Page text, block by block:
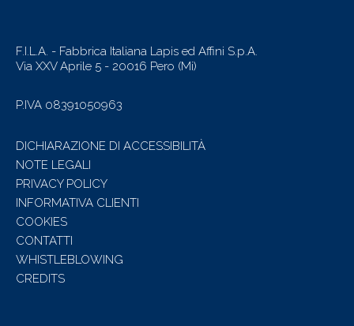
F.I.L.A. - Fabbrica Italiana Lapis ed Affini S.p.A.
Via XXV Aprile 5 - 20016 Pero (Mi)
P.IVA 08391050963
DICHIARAZIONE DI ACCESSIBILITÀ
NOTE LEGALI
PRIVACY POLICY
INFORMATIVA CLIENTI
COOKIES
CONTATTI
WHISTLEBLOWING
CREDITS